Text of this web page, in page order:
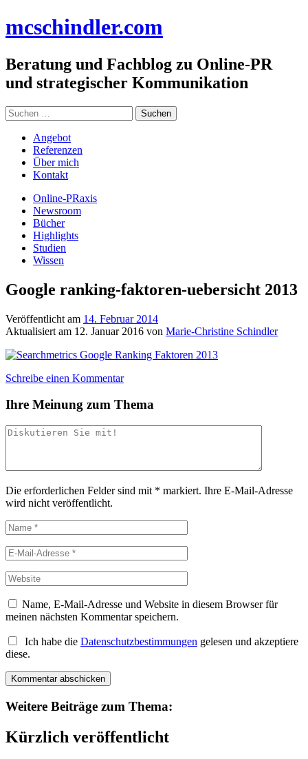
Inhalt
mcschindler.com
Beratung und Fachblog zu Online-PR
und strategischer Kommunikation
Suchen
nach:
Angebot
Referenzen
Über mich
Kontakt
Online-PRaxis
Newsroom
Bücher
Highlights
Studien
Wissen
Google ranking-faktoren-uebersicht 2013
Veröffentlicht am 14. Februar 2014
Aktualisiert am 12. Januar 2016 von Marie-Christine Schindler
Schreibe einen Kommentar
Ihre Meinung zum Thema
Die erforderlichen Felder sind mit * markiert. Ihre E-Mail-Adresse
wird nicht veröffentlicht.
Name, E-Mail-Adresse und Website in diesem Browser für
meinen nächsten Kommentar speichern.
Ich habe die Datenschutzbestimmungen gelesen und akzeptiere
diese.
Weitere Beiträge zum Thema:
Kürzlich veröffentlicht